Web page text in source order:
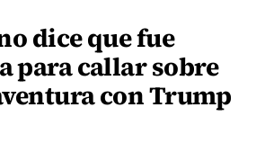
dice que fue
para callar sobre
con Trump